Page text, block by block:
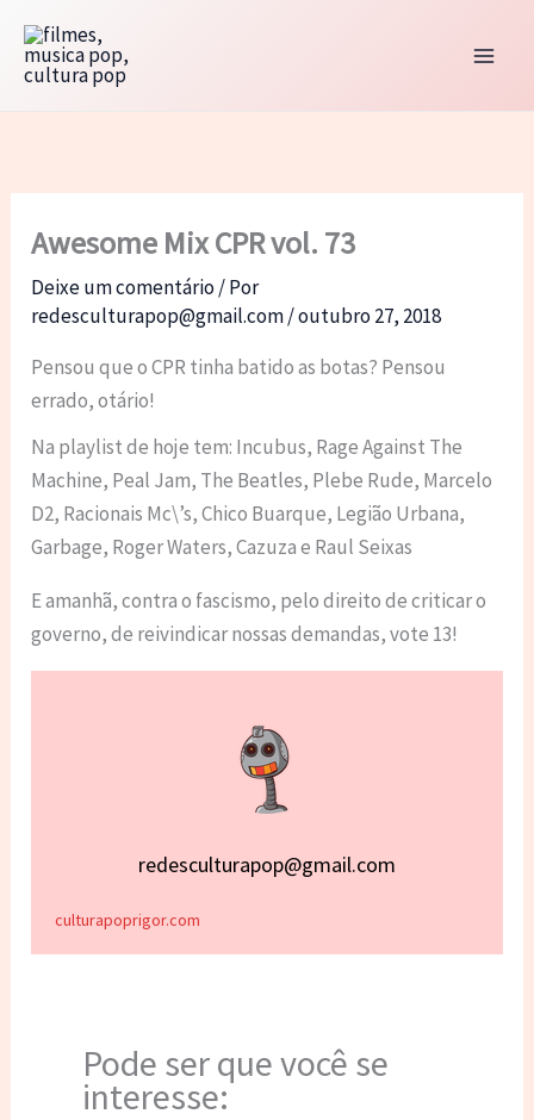
para
Awesome Mix CPR vol. 73
Deixe um comentário/ Por
redesculturapop@gmail.com/outubro 27, 2018
Pensou que o CPR tinha batido as botas? Pensou
errado, otário!
Na playlist de hoje tem: Incubus, Rage Against The
Machine, Peal Jam, The Beatles, Plebe Rude, Marcelo
D2, Racionais Mc\’s, Chico Buarque, Legião Urbana,
Garbage, Roger Waters, Cazuza e Raul Seixas
E amanhã, contra o fascismo, pelo direito de criticar o
governo, de reivindicar nossas demandas, vote 13!
redesculturapop@gmail.com
culturapoprigor.com
Pode ser que você se
interesse: